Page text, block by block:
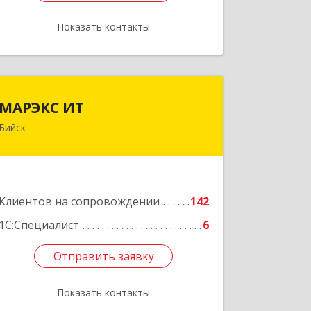
Показать контакты
Назад
МАРЭКС ИТ
Бийск
Клиентов на сопровождении
142
1С:Специалист
6
Отправить заявку
Показать контакты
Алтайский край, Бийск г, Разина, дом
Отправить заявку
Назад